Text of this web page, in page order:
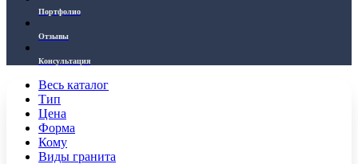
Портфолио
Отзывы
Консультация
Весь каталог
Тип
Цена
Форма
Кому
Виды гранита